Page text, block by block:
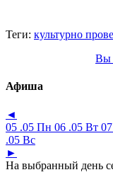
Теги: культурно
Вы
Афиша
◄
05 .05 Пн 06 .05 Вт
.05 Вс
►
На выбранный день